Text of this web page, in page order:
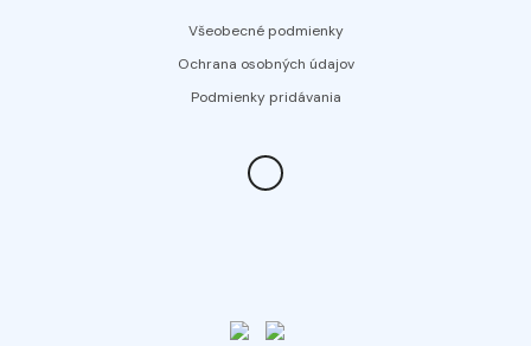
Všeobecné podmienky
Ochrana osobných údajov
Podmienky pridávania